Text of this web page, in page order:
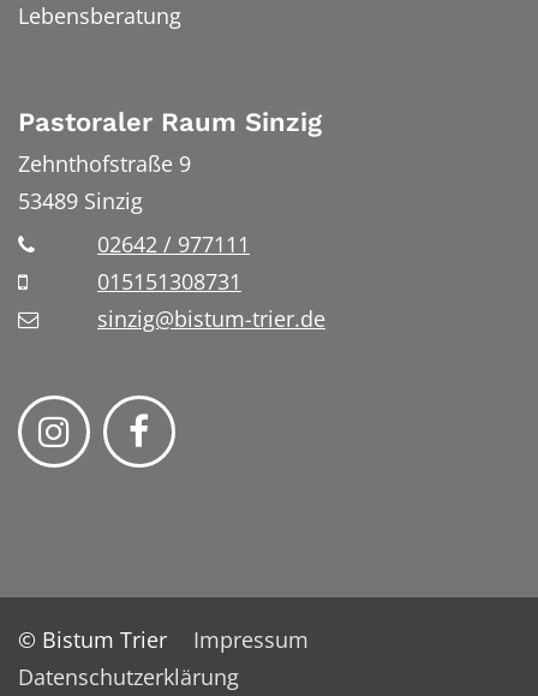
Lebensberatung
Pastoraler Raum Sinzig
Zehnthofstraße 9
53489 Sinzig
02642 / 977111
015151308731
sinzig@bistum-trier.de
© Bistum Trier
Impressum
Datenschutzerklärung